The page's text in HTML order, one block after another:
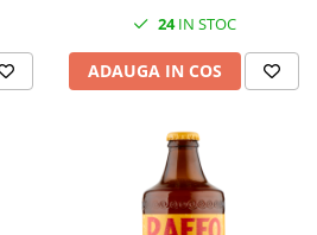
24IN STOC
ADAUGA IN COS